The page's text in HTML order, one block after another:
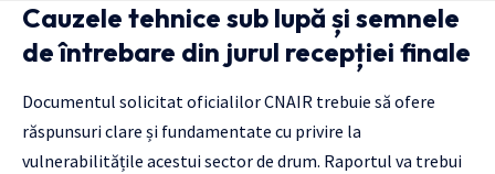
Cauzele tehnice sub lupă și semnele
de întrebare din jurul recepției finale
Documentul solicitat oficialilor CNAIR trebuie să ofere
răspunsuri clare și fundamentate cu privire la
vulnerabilitățile acestui sector de drum. Raportul va trebui